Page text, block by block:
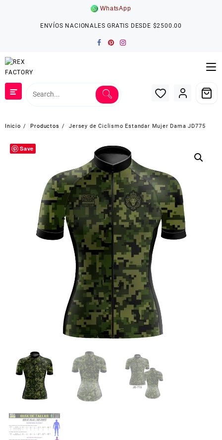
WhatsApp
ENVÍOS NACIONALES GRATIS DESDE $2500.00
Inicio Productos Jersey de Ciclismo Estandar Mujer Dama JD775
Save